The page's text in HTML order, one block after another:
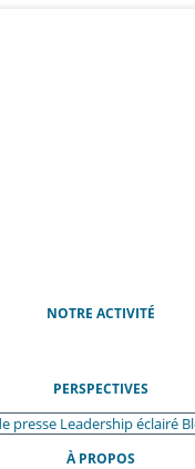
NOTRE ACTIVITÉ
PERSPECTIVES
presse Leadership éclairé
À PROPOS